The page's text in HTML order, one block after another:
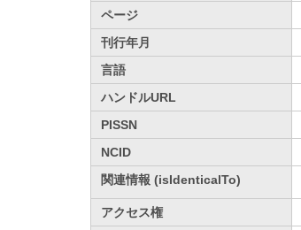
ページ
刊行年月
言語
ハンドルURL
PISSN
NCID
関連情報 (isIdenticalTo)
アクセス権